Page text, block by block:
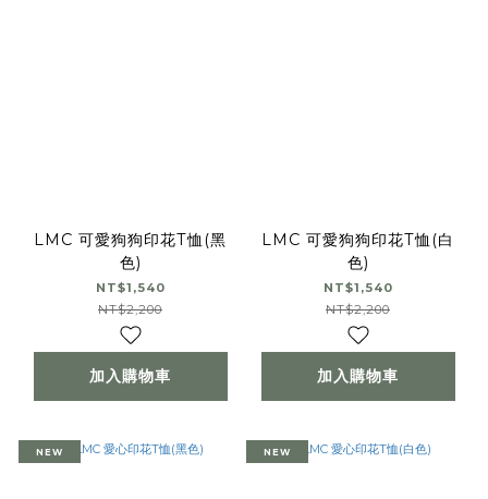
LMC 可愛狗狗印花T恤(黑
色)
NT$1,540
NT$2,200
加入購物車
LMC 可愛狗狗印花T恤(白
色)
NT$1,540
NT$2,200
加入購物車
NEW NEW